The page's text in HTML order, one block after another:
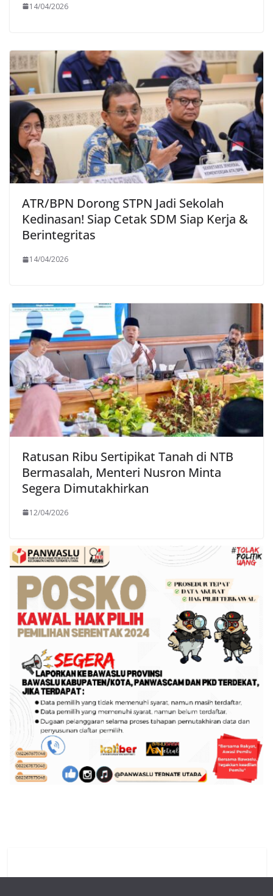
14/04/2026
ATR/BPN Dorong STPN Jadi Sekolah
Kedinasan! Siap Cetak SDM Siap Kerja &
Berintegritas
14/04/2026
Ratusan Ribu Sertipikat Tanah di NTB
Bermasalah, Menteri Nusron Minta
Segera Dimutakhirkan
12/04/2026